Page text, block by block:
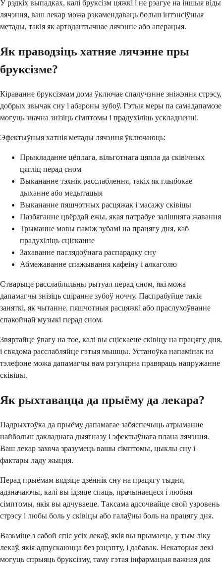
У рэдкіх выпадках, калі бруксізм цяжкі і не рэагуе на іншыя віды
лячэння, ваш лекар можа рэкамендаваць больш інтэнсіўныя
метады, такія як артодантычнае лячэнне або аперацыя.
Як праводзіць хатняе лячэнне пры
бруксізме?
Кіраванне бруксізмам дома ўключае спалучэнне зніжэння стрэсу,
добрых звычак сну і абароны зубоў. Гэтыя меры па самадапамозе
могуць значна знізіць сімптомы і прадухіліць ускладненні.
Эфектыўныя хатнія метады лячэння ўключаюць:
Прыкладанне цёплага, вільготнага цяпла да сківічных
цягліц перад сном
Выкананне тэхнік расслаблення, такіх як глыбокае
дыханне або медытацыя
Выкананне пяшчотных расцяжак і масажу сківіцы
Пазбяганне цвёрдай ежы, якая патрабуе залішняга жавання
Трыманне мовы паміж зубамі на працягу дня, каб
прадухіліць сцісканне
Захаванне паслядоўнага распарадку сну
Абмежаванне спажывання кафеіну і алкаголю
Стварыце расслабляльны рытуал перад сном, які можа
дапамагчы знізіць сціранне зубоў ноччу. Паспрабуйце такія
заняткі, як чытанне, пяшчотныя расцяжкі або праслухоўванне
спакойнай музыкі перад сном.
Звяртайце ўвагу на тое, калі вы сціскаеце сківіцу на працягу дня,
і свядома расслабляйце гэтыя мышцы. Устаноўка напамінак на
тэлефоне можа дапамагчы вам рэгулярна правяраць напружанне
сківіцы.
Як рыхтавацца да прыёму да лекара?
Падрыхтоўка да прыёму дапамагае забяспечыць атрыманне
найбольш дакладнага дыягназу і эфектыўнага плана лячэння.
Ваш лекар захоча зразумець вашы сімптомы, цыклы сну і
фактары ладу жыцця.
Перад прыёмам вядзіце дзённік сну на працягу тыдня,
адзначаючы, калі вы ідзяце спаць, прачынаецеся і любыя
сімптомы, якія вы адчуваеце. Таксама адсочвайце свой узровень
стрэсу і любы боль у сківіцы або галаўны боль на працягу дня.
Вазьміце з сабой спіс усіх лекаў, якія вы прымаеце, у тым ліку
лекаў, якія адпускаюцца без рэцэпту, і дабавак. Некаторыя лекі
могуць спрыяць бруксізму, таму гэтая інфармацыя важная для